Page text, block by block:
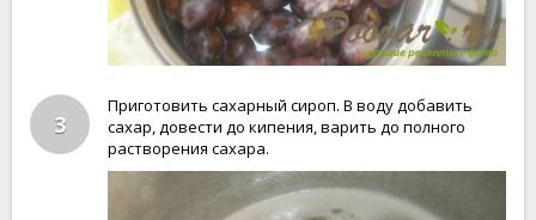
3
Приготовить сахарный сироп. В воду добавить
сахар, довести до кипения, варить до полного
растворения сахара.